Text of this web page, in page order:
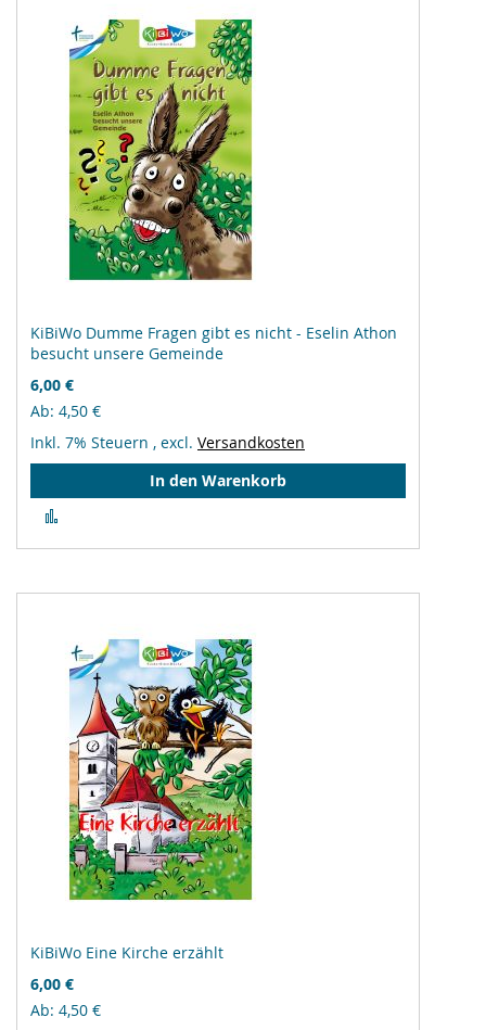
KiBiWo Dumme Fragen gibt es nicht - Eselin Athon
besucht unsere Gemeinde
6,00 €
Ab 4,50 €
Inkl. 7% Steuern , excl. Versandkosten
In den Warenkorb
hinzufügen
KiBiWo Eine Kirche erzählt
6,00 €
Ab 4,50 €